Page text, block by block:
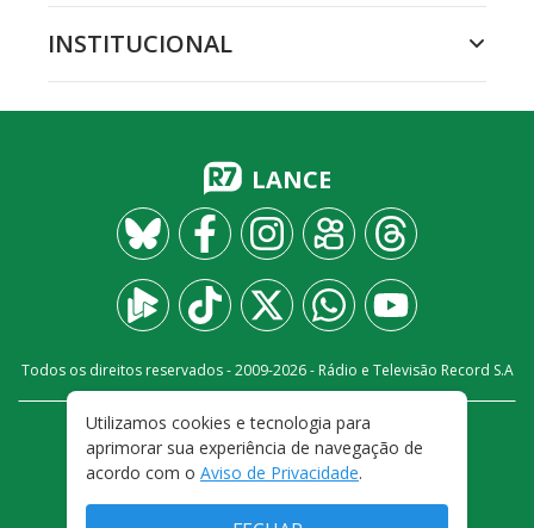
INSTITUCIONAL
LANCE
Todos os direitos reservados - 2009-2026- Rádio e Televisão Record S.A
FALE CONOSCO
PRIVACIDADE
TERMOS E CONDIÇÕES DE USO
Utilizamos cookies e tecnologia para
aprimorar sua experiência de navegação de
acordo com o Aviso de Privacidade.